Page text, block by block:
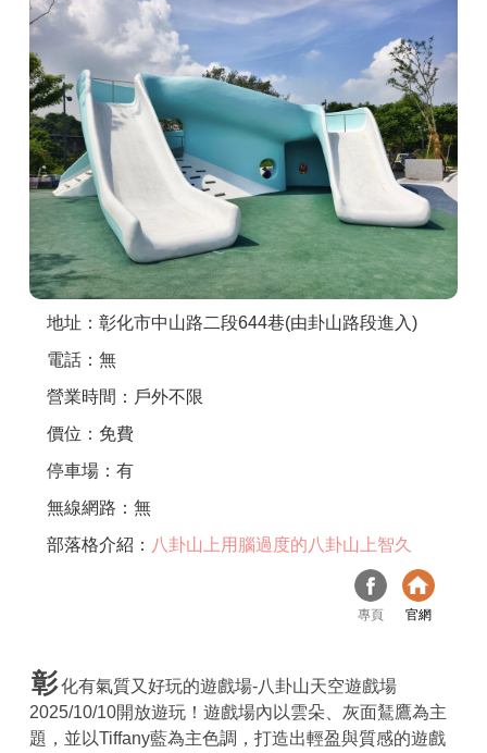
討論區
聯絡我們
APP下載
地址：彰化市中山路二段644巷(由卦山路段進入)
電話：無
營業時間：戶外不限
價位：免費
停車場：有
無線網路：無
部落格介紹： 八卦山上用腦過度的八卦山上智久
專頁 官網
彰化有氣質又好玩的遊戲場-八卦山天空遊戲場
2025/10/10開放遊玩！遊戲場內以雲朵、灰面鵟鷹為主
題，並以Tiffany藍為主色調，打造出輕盈與質感的遊戲